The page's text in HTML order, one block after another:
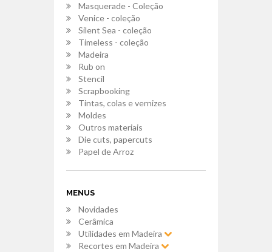
Masquerade - Coleção
Venice - coleção
Silent Sea - coleção
Timeless - coleção
Madeira
Rub on
Stencil
Scrapbooking
Tintas, colas e vernizes
Moldes
Outros materiais
Die cuts, papercuts
Papel de Arroz
MENUS
Novidades
Cerâmica
Utilidades em Madeira
Recortes em Madeira